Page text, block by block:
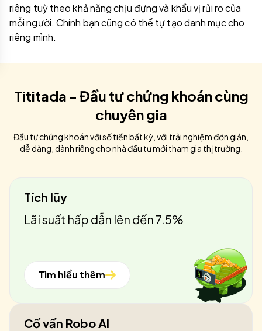
riêng tuỳ theo khả năng chịu đựng và khẩu vị rủi ro của
mỗi người. Chính bạn cũng có thể tự tạo danh mục cho
riêng mình.
Tititada - Đầu tư chứng khoán cùng
chuyên gia
Đầu tư chứng khoán với số tiền bất kỳ, với trải nghiệm đơn giản,
dễ dàng, dành riêng cho nhà đầu tư mới tham gia thị trường.
Tích lũy
Lãi suất hấp dẫn lên đến 7.5%
Tìm hiểu thêm
Cố vấn Robo AI